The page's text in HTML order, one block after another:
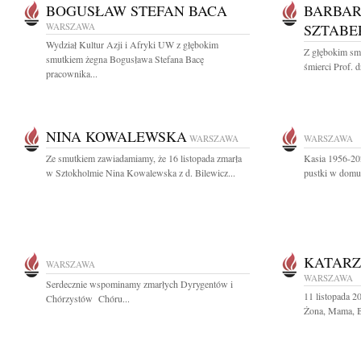
BOGUSŁAW STEFAN BACA
WARSZAWA
Wydział Kultur Azji i Afryki UW z głębokim
smutkiem żegna Bogusława Stefana Bacę
pracownika...
Z głębokim
śmierci Prof.
NINA KOWALEWSKA WARSZAWA
Ze smutkiem zawiadamiamy, że 16 listopada zmarła
w Sztokholmie Nina Kowalewska z d. Bilewicz...
WARSZAWA
Kasia 1956-
pustki w
WARSZAWA
Serdecznie wspominamy zmarłych Dyrygentów i
Chórzystów Chóru...
WARSZAWA
11 listopada
Żona, Mama,